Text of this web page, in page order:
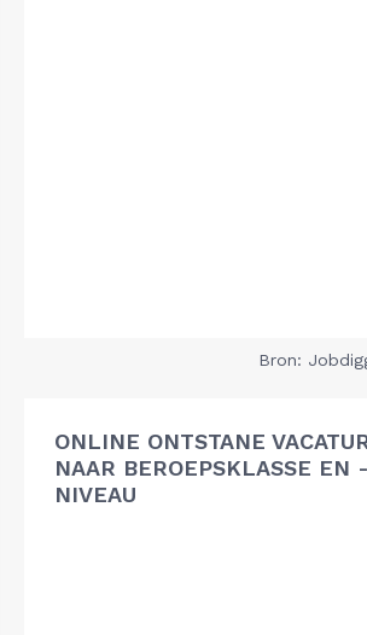
Bron:
ONLINE ONTSTANE
NAAR BEROEPSKLASSE EN -
NIVEAU